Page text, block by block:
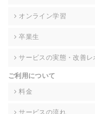
個人情報の開示等(利用
て、下記の当社問合わせ
的な期間内に対応いたし
により、ご希望に添えな
グなどの個人情報以外の
オンライン学習
卒業生
サービスの実態・改善レ
ご利用について
料金
サービスの流れ